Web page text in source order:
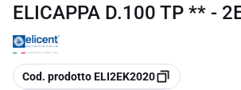
ELICAPPA D.100 TP ** -
copia
Cod. prodotto ELI2EK2020